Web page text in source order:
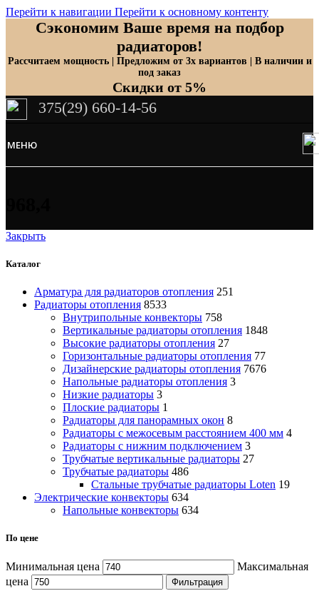
Перейти к навигации Перейти к основному контенту
Сэкономим Ваше время на подбор
радиаторов!
Рассчитаем мощность | Предложим от 3х вариантов | В наличии и
под заказ
Скидки от 5%
375(29) 660-14-56
МЕНЮ
Закрыть
Каталог
Арматура для радиаторов отопления 251
Радиаторы отопления 8533
Внутрипольные конвекторы 758
Вертикальные радиаторы отопления 1848
Высокие радиаторы отопления 27
Горизонтальные радиаторы отопления 77
Дизайнерские радиаторы отопления 7676
Напольные радиаторы отопления 3
Низкие радиаторы 3
Плоские радиаторы 1
Радиаторы для панорамных окон 8
Радиаторы с межосевым расстоянием 400 мм 4
Радиаторы с нижним подключением 3
Трубчатые вертикальные радиаторы 27
Трубчатые радиаторы 486
Cтальные трубчатые радиаторы Loten 19
Электрические конвекторы 634
Напольные конвекторы 634
По цене
Минимальная цена
Максимальная
цена
Фильтрация